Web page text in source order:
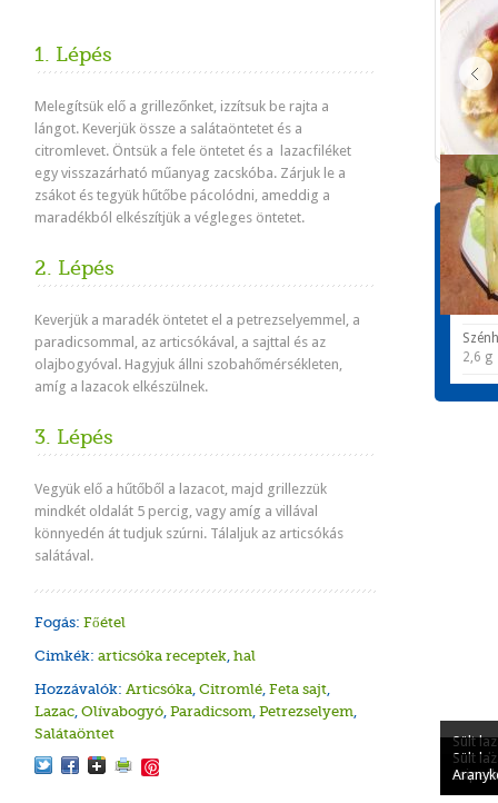
1. Lépés
Melegítsük elő a grillezőnket, izzítsuk be rajta a
lángot. Keverjük össze a salátaöntetet és a
citromlevet. Öntsük a fele öntetet és a lazacfiléket
egy visszazárható műanyag zacskóba. Zárjuk le a
zsákot és tegyük hűtőbe pácolódni, ameddig a
maradékból elkészítjük a végleges öntetet.
2. Lépés
Keverjük a maradék öntetet el a petrezselyemmel, a
paradicsommal, az articsókával, a sajttal és az
olajbogyóval. Hagyjuk állni szobahőmérsékleten,
amíg a lazacok elkészülnek.
3. Lépés
Vegyük elő a hűtőből a lazacot, majd grillezzük
mindkét oldalát 5 percig, vagy amíg a villával
könnyedén át tudjuk szúrni. Tálaljuk az articsókás
salátával.
Fogás: Főétel
Cimkék: articsóka receptek, hal
Hozzávalók: Articsóka, Citromlé, Feta sajt,
Lazac, Olívabogyó, Paradicsom, Petrezselyem,
Salátaöntet
Sült
Sült
Füstölt
Sült
1
2,6 g